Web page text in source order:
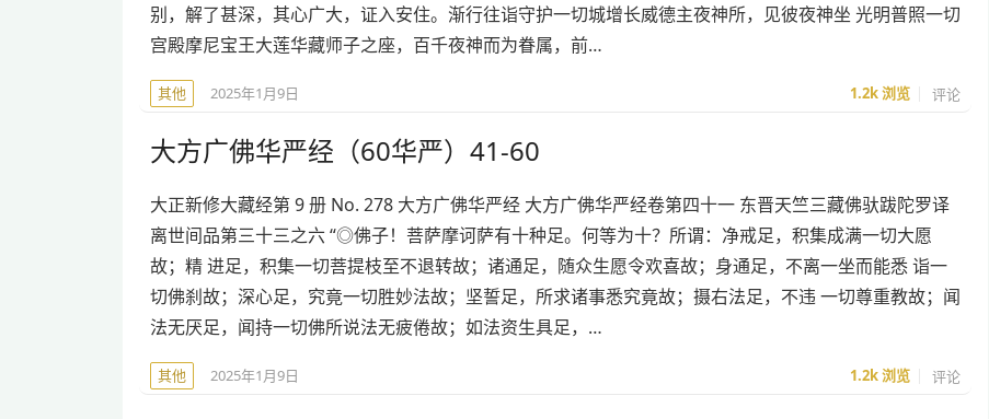
别，解了甚深，其心广大，证入安住。渐行往诣守护一切城增长威德主夜神所，见彼夜神坐 光明普照一切
宫殿摩尼宝王大莲华藏师子之座，百千夜神而为眷属，前…
其他 2025年1月9日 1.2k浏览 评论
大方广佛华严经（60华严）41-60
大正新修大藏经第 9 册 No. 278 大方广佛华严经 大方广佛华严经卷第四十一 东晋天竺三藏佛驮跋陀罗译
离世间品第三十三之六 “◎佛子！菩萨摩诃萨有十种足。何等为十？所谓：净戒足，积集成满一切大愿
故；精 进足，积集一切菩提枝至不退转故；诸通足，随众生愿令欢喜故；身通足，不离一坐而能悉 诣一
切佛刹故；深心足，究竟一切胜妙法故；坚誓足，所求诸事悉究竟故；摄右法足，不违 一切尊重教故；闻
法无厌足，闻持一切佛所说法无疲倦故；如法资生具足，…
其他 2025年1月9日 1.2k浏览 评论